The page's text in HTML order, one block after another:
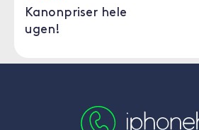
Kanonpriser hele
ugen!